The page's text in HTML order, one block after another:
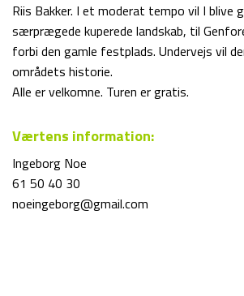
Riis Bakker. I et moderat tempo vil I blive
særprægede kuperede landskab, til
forbi den gamle festplads. Undervejs vil
områdets historie.
Alle er velkomne. Turen er gratis.
Værtens information:
Ingeborg Noe
61 50 40 30
noeingeborg@gmail.com